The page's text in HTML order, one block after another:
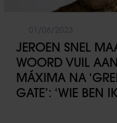
JEROEN SNEL
WOORD VUIL
MÁXIMA NA
GATE’: ‘WIE BEN